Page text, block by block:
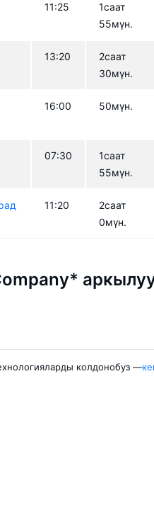
11:25
1саат
55мүн.
13:20
2саат
30мүн.
16:00 50мүн.
07:30
1саат
55мүн.
11:20
2саат
0мүн.
колдонобуз —